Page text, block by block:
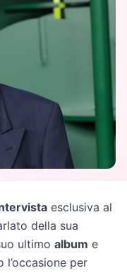
esclusiva al
della sua
ultimo album e
l’occasione per